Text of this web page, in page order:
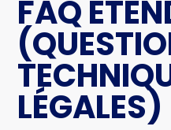
FAQ
LÉGALES)